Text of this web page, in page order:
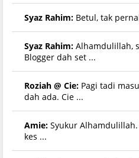
Syaz Rahim: Betul, tak
Syaz Rahim: Alhamdulillah,
Blogger dah set ...
Roziah @ Cie: Pagi tadi
dah ada. Cie ...
Amie: Syukur
kes ...